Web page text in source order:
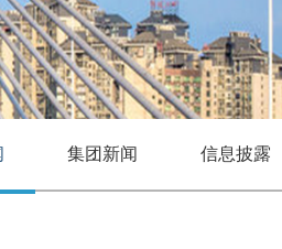
集团新闻 信息披露